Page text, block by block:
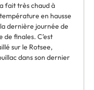
fait très chaud à
en hausse
dernière journée de
de finales. C’est
sur le Rotsee,
dans son dernier